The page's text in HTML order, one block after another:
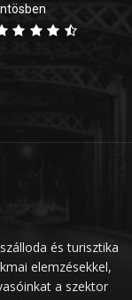
és turisztika
elemzésekkel,
a szektor